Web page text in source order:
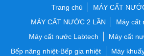
Trang chủ
MÁY CẤT
MÁY CẤT NƯỚC 2 LẦN
Máy cất
Máy cất nước Labtech
Máy cất
Bếp nâng nhiệt-Bếp gia nhiệt
Máy